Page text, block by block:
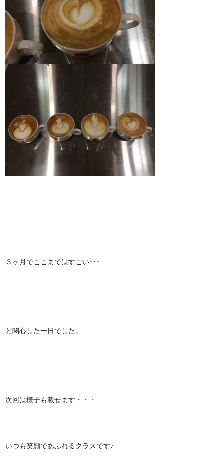
３ヶ月でここまではすごい･･･
と関心した一日でした。
次回は様子も載せます・・・
いつも笑顔であふれるクラスです♪